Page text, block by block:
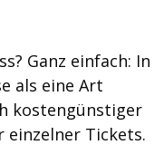
Ganz einfach: In
als eine Art
kostengünstiger
einzelner Tickets.